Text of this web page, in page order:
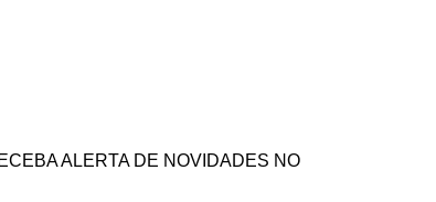
ALERTA DE NOVIDADES NO